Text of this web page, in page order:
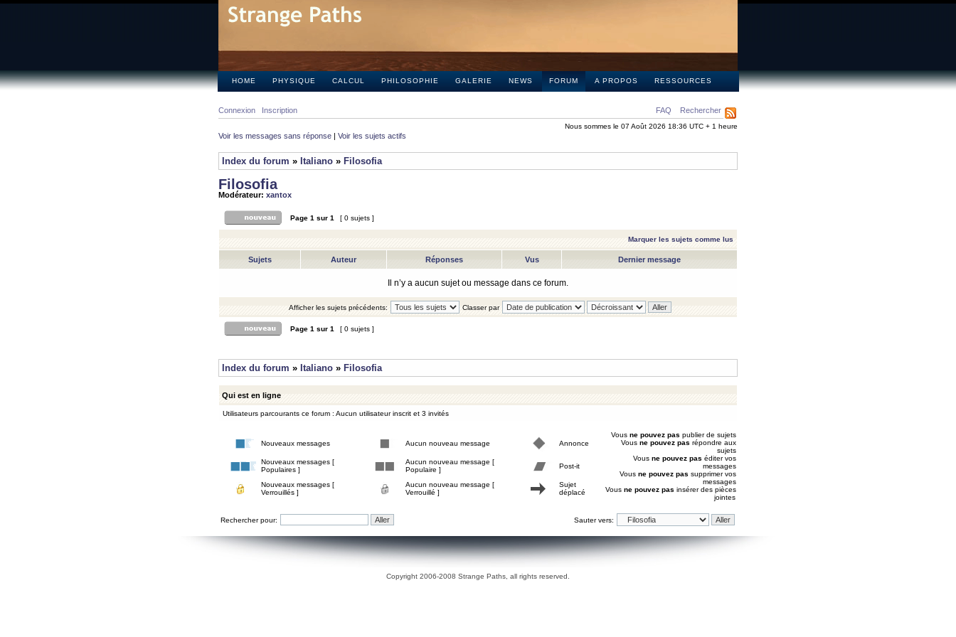
HOME PHYSIQUE CALCUL PHILOSOPHIE GALERIE NEWS FORUM A PROPOS RESSOURCES
FAQ Rechercher
Connexion Inscription
Nous sommes le 07 Août 2026 18:36 UTC + 1 heure
Voir les messages sans réponse | Voir les sujets actifs
Index du forum » Italiano » Filosofia
Filosofia
Modérateur: xantox
Page 1 sur 1 [ 0 sujets ]
Marquer les sujets comme lus
Sujets Auteur Réponses Vus Dernier message
Il n’y a aucun sujet ou message dans ce forum.
Afficher les sujets précédents: Classer par
Page 1 sur 1 [ 0 sujets ]
Index du forum » Italiano » Filosofia
Qui est en ligne
Utilisateurs parcourants ce forum : Aucun utilisateur inscrit et 3 invités
Nouveaux messages Aucun nouveau message Annonce
Nouveaux messages [
Populaires ]
Aucun nouveau message [
Populaire ]
Post-it
Nouveaux messages [
Verrouillés ]
Aucun nouveau message [
Verrouillé ]
Sujet
déplacé
Vous ne pouvez pas publier de sujets
Vous ne pouvez pas répondre aux
sujets
Vous ne pouvez pas éditer vos
messages
Vous ne pouvez pas supprimer vos
messages
Vous ne pouvez pas insérer des pièces
jointes
Rechercher pour: Sauter vers:
Copyright 2006-2008 Strange Paths, all rights reserved.